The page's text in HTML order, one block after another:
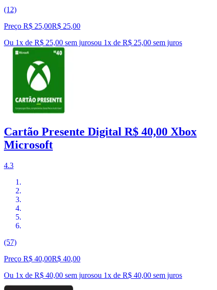
(12)
Preço R$ 25,00R$ 25,00
Ou 1x de R$ 25,00 sem jurosou 1x de R$ 25,00 sem juros
Cartão Presente Digital R$ 40,00 Xbox
Microsoft
4.3
(57)
Preço R$ 40,00R$ 40,00
Ou 1x de R$ 40,00 sem jurosou 1x de R$ 40,00 sem juros